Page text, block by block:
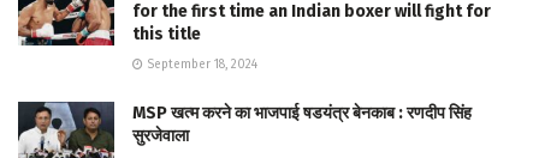
for the first time an Indian boxer will fight for
this title
September 18, 2024
MSP खत्म करने का भाजपाई षडयंत्र बेनकाब : रणदीप सिंह
सुरजेवाला